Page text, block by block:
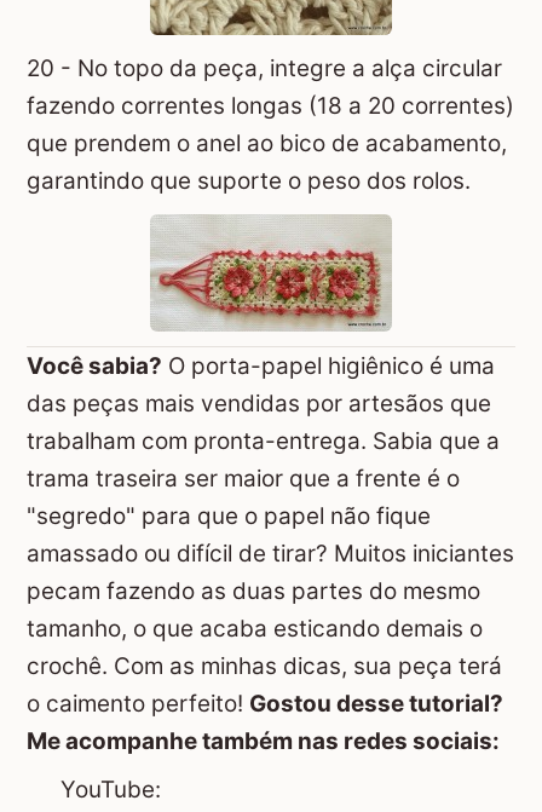
20 - No topo da peça, integre a alça circular
fazendo correntes longas (18 a 20 correntes)
que prendem o anel ao bico de acabamento,
garantindo que suporte o peso dos rolos.
Você sabia? O porta-papel higiênico é uma
das peças mais vendidas por artesãos que
trabalham com pronta-entrega. Sabia que a
trama traseira ser maior que a frente é o
"segredo" para que o papel não fique
amassado ou difícil de tirar? Muitos iniciantes
pecam fazendo as duas partes do mesmo
tamanho, o que acaba esticando demais o
crochê. Com as minhas dicas, sua peça terá
o caimento perfeito! Gostou desse tutorial?
Me acompanhe também nas redes sociais:
YouTube: